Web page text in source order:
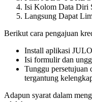
Isi Kolom Data Diri
Langsung Dapat
Berikut cara pengajuan
Install aplikasi
Isi formulir dan
Tunggu persetujuan
tergantung
Adapun syarat dalam